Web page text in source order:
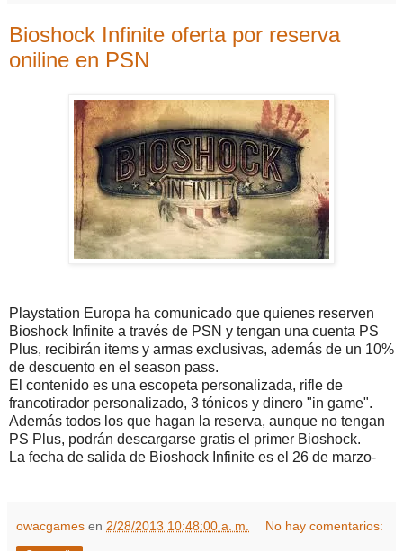
Bioshock Infinite oferta por reserva
oniline en PSN
Playstation Europa ha comunicado que quienes reserven
Bioshock Infinite a través de PSN y tengan una cuenta PS
Plus, recibirán items y armas exclusivas, además de un 10%
de descuento en el season pass.
El contenido es una escopeta personalizada, rifle de
francotirador personalizado, 3 tónicos y dinero "in game".
Además todos los que hagan la reserva, aunque no tengan
PS Plus, podrán descargarse gratis el primer Bioshock.
La fecha de salida de Bioshock Infinite es el 26 de marzo-
owacgames en 2/28/2013 10:48:00 a. m. No hay comentarios: